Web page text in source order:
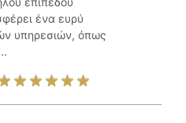
ένα ευρύ
υπηρεσιών, όπως